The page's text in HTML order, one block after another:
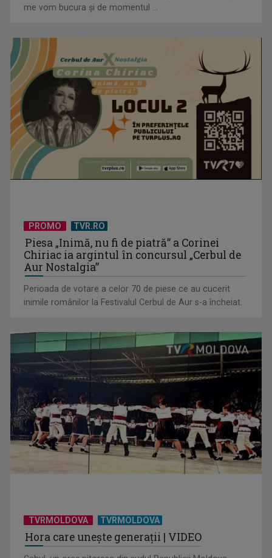
„Frații Jderi”, superproducția inspirată din opera lui Mihail
Sadoveanu, la ...
me vom bucura şi de momentul ...
PROMO TVR.RO
Piesa „Inimă, nu fi de piatră” a Corinei
Chiriac ia argintul în concursul „Cerbul de
Aur Nostalgia”
Perioada de votare a celor 70 de piese ce au cucerit
inimile românilor la Festivalul Cerbul de Aur s-a încheiat.
TVRMOLDOVA TVRMOLDOVA
Hora care unește generații | VIDEO